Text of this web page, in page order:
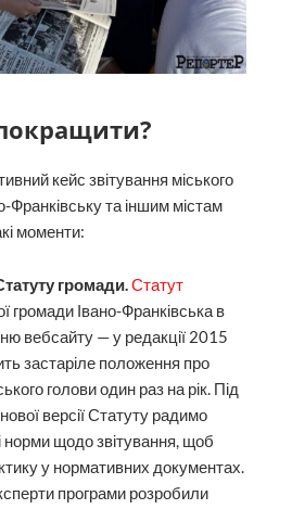
кейс звітування міського
Франківську та іншим містам
моменти:
громади.Статут
громади Івано-Франківська в
вебсайту — у редакції 2015
застаріле положення про
голови один раз на рік. Під
версії Статуту радимо
норми щодо звітування, щоб
у нормативних документах.
програми розробили